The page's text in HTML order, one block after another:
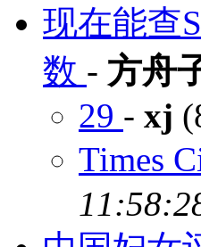
现在能查
数 - 方舟
29 - xj
Times